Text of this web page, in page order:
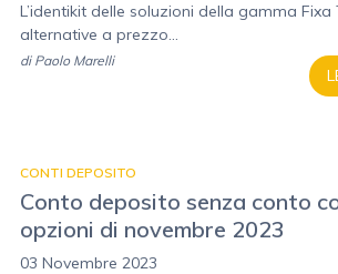
L’identikit delle soluzioni della gamma Fixa
alternative a prezzo...
di Paolo Marelli
CONTI DEPOSITO
Conto deposito senza conto
opzioni di novembre 2023
03 Novembre 2023